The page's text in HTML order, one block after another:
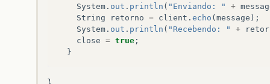
System . out . println ( "Enviando: " +
String
retorno = client . echo ( message );
System . out . println ( "Recebendo: " +
close = true ;
}